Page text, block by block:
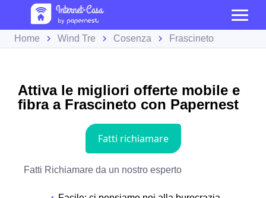
Home Wind Tre Cosenza Frascineto